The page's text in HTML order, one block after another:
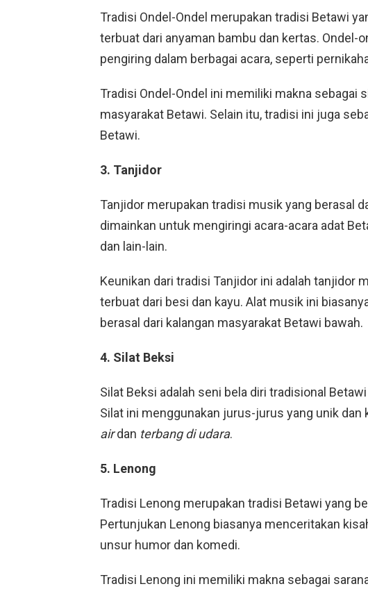
Tradisi Ondel-Ondel merupakan tradisi Betawi
terbuat dari anyaman bambu dan kertas. Ondel-
pengiring dalam berbagai acara, seperti
Tradisi Ondel-Ondel ini memiliki makna sebagai
masyarakat Betawi. Selain itu, tradisi ini juga
Betawi.
3. Tanjidor
Tanjidor merupakan tradisi musik yang berasal
dimainkan untuk mengiringi acara-acara adat
dan lain-lain.
Keunikan dari tradisi Tanjidor ini adalah tanjidor
terbuat dari besi dan kayu. Alat musik ini
berasal dari kalangan masyarakat Betawi bawah.
4. Silat Beksi
Silat Beksi adalah seni bela diri tradisional
Silat ini menggunakan jurus-jurus yang unik dan
airdan terbang di udara.
5. Lenong
Tradisi Lenong merupakan tradisi Betawi yang
Pertunjukan Lenong biasanya menceritakan
unsur humor dan komedi.
Tradisi Lenong ini memiliki makna sebagai